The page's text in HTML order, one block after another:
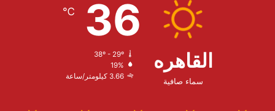
القاهره
سماء صافية
36
℃
38º - 29º
19%
3.66 كيلومتر/ساعة